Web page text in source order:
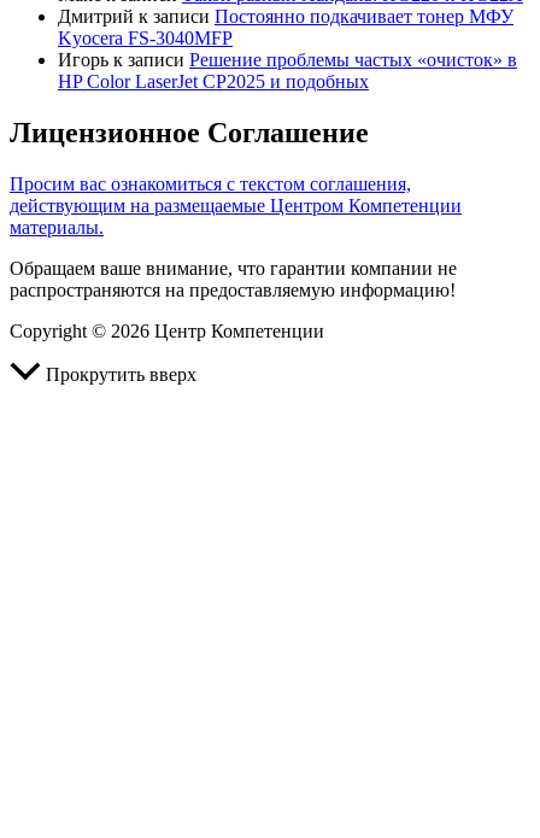
Дмитрий к записи Постоянно подкачивает тонер МФУ
Kyocera FS-3040MFP
Игорь к записи Решение проблемы частых «очисток» в
HP Color LaserJet CP2025 и подобных
Лицензионное Соглашение
Просим вас ознакомиться с текстом соглашения,
действующим на размещаемые Центром Компетенции
материалы.
Обращаем ваше внимание, что гарантии компании не
распространяются на предоставляемую информацию!
Copyright © 2026 Центр Компетенции
Прокрутить вверх